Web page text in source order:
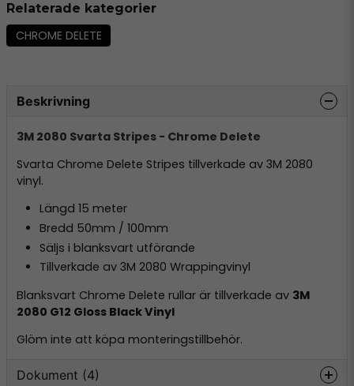
Relaterade kategorier
CHROME DELETE
Beskrivning
3M 2080 Svarta Stripes - Chrome Delete
Svarta Chrome Delete Stripes tillverkade av 3M 2080
vinyl.
Längd 15 meter
Bredd 50mm / 100mm
Säljs i blanksvart utförande
Tillverkade av 3M 2080 Wrappingvinyl
Blanksvart Chrome Delete rullar är tillverkade av 3M
2080 G12 Gloss Black Vinyl
Glöm inte att köpa monteringstillbehör.
Dokument (4)